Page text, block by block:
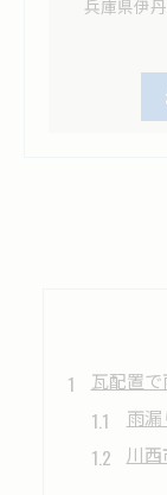
兵庫県伊
瓦配置
雨
川